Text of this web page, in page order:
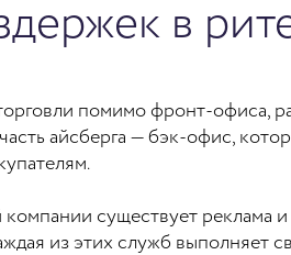
в
помимо фронт-офиса,
айсберга — бэк-офис,
существует реклама
из этих служб выполняет